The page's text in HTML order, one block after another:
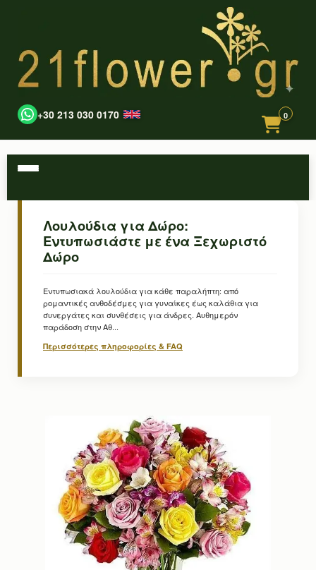
+30 213 030 0170 0
Λουλούδια για Δώρο:
Εντυπωσιάστε με ένα Ξεχωριστό
Δώρο
Εντυπωσιακά λουλούδια για κάθε παραλήπτη: από
ρομαντικές ανθοδέσμες για γυναίκες έως καλάθια για
συνεργάτες και συνθέσεις για άνδρες. Αυθημερόν
παράδοση στην Αθ...
Περισσότερες πληροφορίες & FAQ